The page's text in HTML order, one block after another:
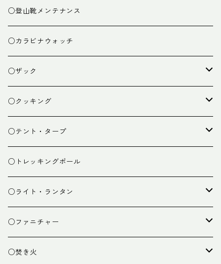
○登山靴メンテナンス
○カラビナウォッチ
○ザック
ザック
スタッフバッグ
ザック小物
○クッキング
クッカー
バーナー
カトラリー
クッキング小物
○テント・タープ
テント
タープ
ペグ・ハンマー・小物
○トレッキングポール
○ライト・ランタン
ライト
ランタン
○ファニチャー
テーブル
○焚き火